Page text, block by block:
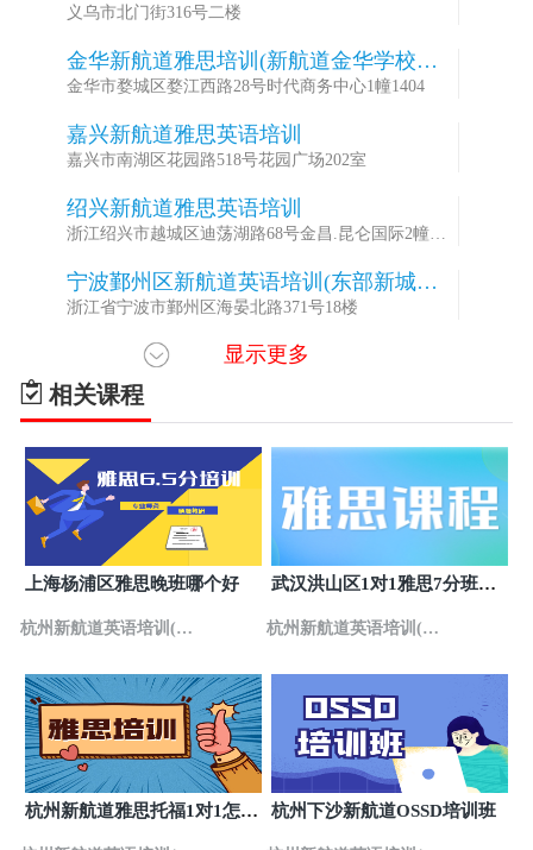
义乌市北门街316号二楼
金华新航道雅思培训(新航道金华学校总
部)
金华市婺城区婺江西路28号时代商务中心1幢1404
嘉兴新航道雅思英语培训
嘉兴市南湖区花园路518号花园广场202室
绍兴新航道雅思英语培训
浙江绍兴市越城区迪荡湖路68号金昌.昆仑国际2幢
宁波鄞州区新航道英语培训(东部新城校
区)
浙江省宁波市鄞州区海晏北路371号18楼
宁波海曙区新航道英语培训(AF国际艺术
中心)
宁波海曙区镇明路552号新荟天地B座5楼
杭州新航道雅思培训(转塘校区)
杭州美上商业中心1号楼3层
8
杭州新航道雅思培训(新航道杭州学校总
部)
杭州拱墅区延安路328号恒通大厦2-8楼
9
温州鹿城区新航道雅思培训(新航道温州
温州市鹿城区蒋家桥锦园1、2幢302室
11
宁波海曙区新航道雅思培训(前程留学中
心)
宁波海曙区镇明路542号新荟天地C座5楼
12
宁波海曙区新航道英语培训(国际备考中
心)
宁波海曙区镇明路552号新荟天地B座3楼
显示更多
相关课程
上海杨浦区雅思晚班哪个好
杭州新航道英语培训(城
西中心校区)
武汉洪山区1对1雅思7分班贵
杭州新航道英语培训(城
杭州新航道雅思托福1对1怎么
杭州下沙新航道OSSD培训班